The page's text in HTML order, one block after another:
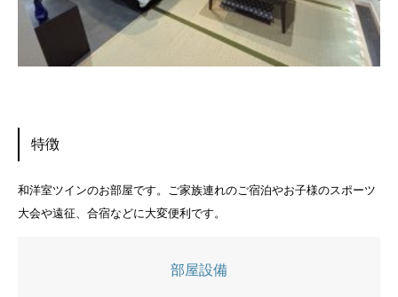
特徴
和洋室ツインのお部屋です。ご家族連れのご宿泊やお子様のスポーツ
大会や遠征、合宿などに大変便利です。
部屋設備